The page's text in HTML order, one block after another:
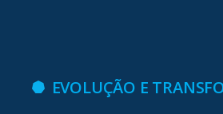
EVOLUÇÃO E